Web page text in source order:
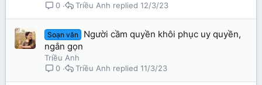
0
12/3/23
Triều Anh
Soạn văn
Người cầm quyền khôi phục uy quyền,
ngắn gọn
Triều Anh
0
11/3/23
Triều Anh